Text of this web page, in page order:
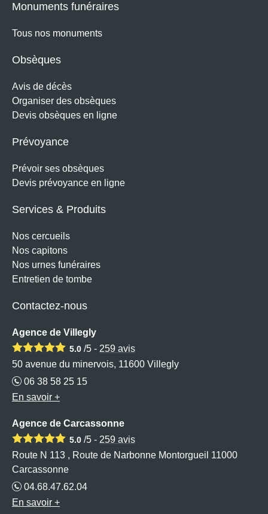
Monuments funéraires
Tous nos monuments
Obsèques
Avis de décès
Organiser des obsèques
Devis obsèques en ligne
Prévoyance
Prévoir ses obsèques
Devis prévoyance en ligne
Services & Produits
Nos cercueils
Nos capitons
Nos urnes funéraires
Entretien de tombe
Contactez-nous
Agence de Villegly
5.0 /5 - 259 avis
50 avenue du minervois, 11600 Villegly
06 38 58 25 15
En savoir +
Agence de Carcassonne
5.0 /5 - 259 avis
Route N 113 , Route de Narbonne Montorgueil 11000
Carcassonne
04.68.47.62.04
En savoir +